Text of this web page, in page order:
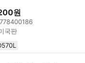
원
국판